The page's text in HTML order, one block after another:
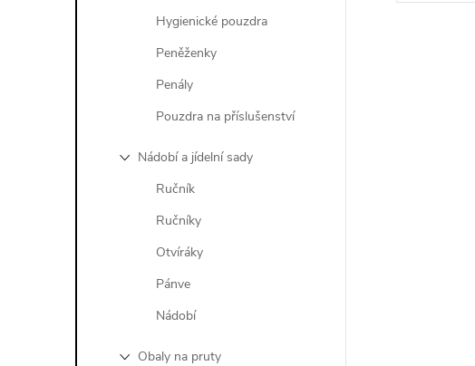
Hygienické pouzdra
Peněženky
Penály
Pouzdra na příslušenství
Nádobí a jídelní sady
Ručník
Ručníky
Otvíráky
Pánve
Nádobí
Obaly na pruty